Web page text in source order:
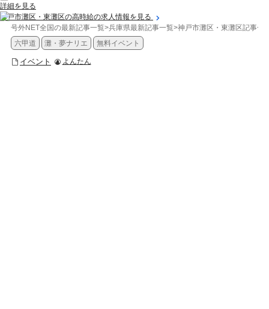
詳細を見る
神戸市灘区・東灘区の高時給の求人情報を見る
号外NET全国の最新記事一覧>兵庫県最新記事一覧>神戸市灘区・東灘区記事一
六甲道
灘・夢ナリエ 無料イベント
イベント よんたん